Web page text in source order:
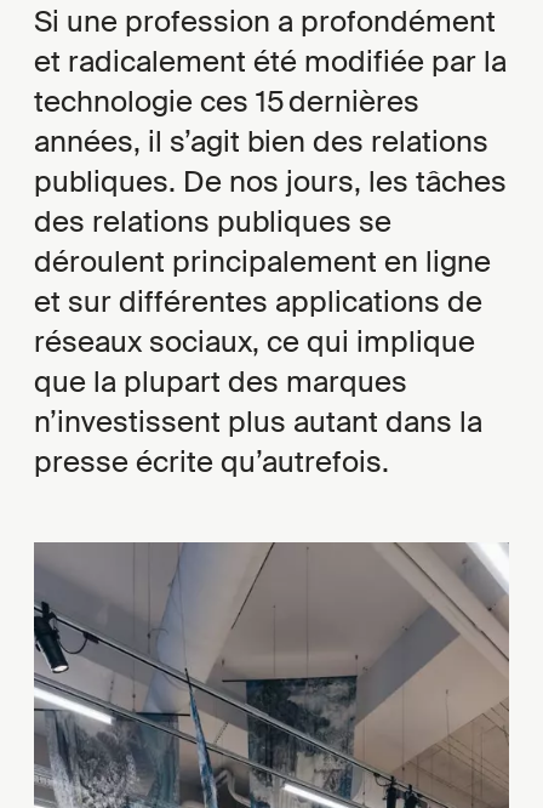
Si une profession a profondément
et radicalement été modifiée par la
technologie ces 15 dernières
années, il s’agit bien des relations
publiques. De nos jours, les tâches
des relations publiques se
déroulent principalement en ligne
et sur différentes applications de
réseaux sociaux, ce qui implique
que la plupart des marques
n’investissent plus autant dans la
presse écrite qu’autrefois.